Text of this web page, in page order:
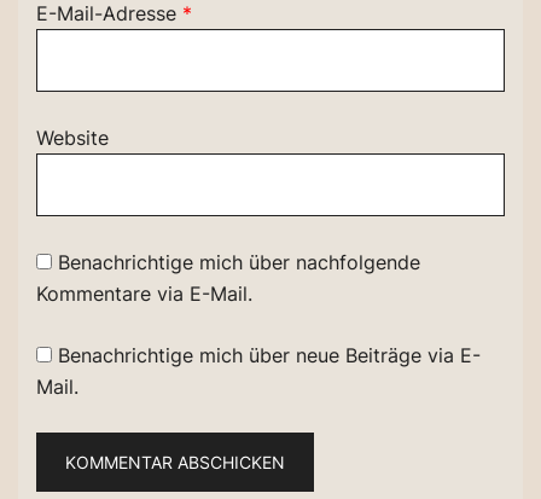
E-Mail-Adresse *
Website
Benachrichtige mich über nachfolgende
Kommentare via E-Mail.
Benachrichtige mich über neue Beiträge via E-
Mail.